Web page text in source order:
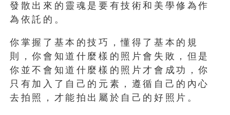
發散出來的靈魂是要有技術和美學修為作
為依託的。
你掌握了基本的技巧，懂得了基本的規
則，你會知道什麼樣的照片會失敗，但是
你並不會知道什麼樣的照片才會成功，你
只有加入了自己的元素，遵循自己的內心
去拍照，才能拍出屬於自己的好照片。